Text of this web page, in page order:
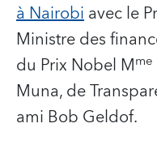
à Nairobiavec le
Ministre des
du Prix Nobel Mme
Muna, de
ami Bob Geldof.